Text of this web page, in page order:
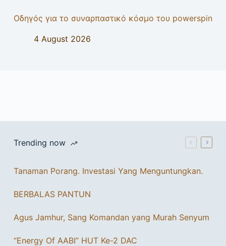
Οδηγός για το συναρπαστικό κόσμο του powerspin
4 August 2026
Trending now
Tanaman Porang. Investasi Yang Menguntungkan.
BERBALAS PANTUN
Agus Jamhur, Sang Komandan yang Murah Senyum
“Energy Of AABI” HUT Ke-2 DAC